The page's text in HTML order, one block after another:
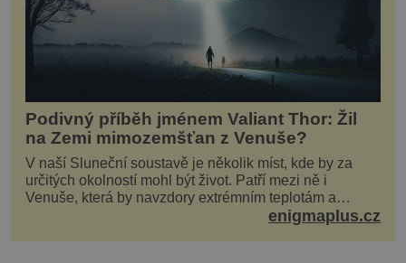
Podivný příběh jménem Valiant Thor: Žil
na Zemi mimozemšťan z Venuše?
V naší Sluneční soustavě je několik míst, kde by za
určitých okolností mohl být život. Patří mezi ně i
Venuše, která by navzdory extrémním teplotám a
smrtícímu složení atmosféry teoreticky mohla ukrývat
enigmaplus.cz